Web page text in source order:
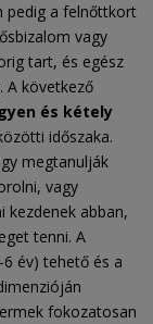
pedig a felnőttkort
vagy
tart, és egész
A következő
és kétely
időszaka.
megtanulják
vagy
kezdenek abban,
tenni. A
év) tehető és a
fokozatosan